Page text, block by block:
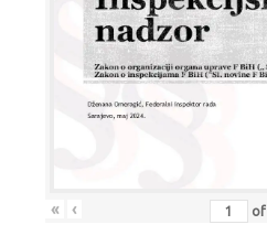
« ‹ of